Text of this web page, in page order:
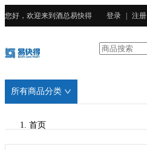
您好，欢迎来到酒总易快得 登录 注册
所有商品分类
首页